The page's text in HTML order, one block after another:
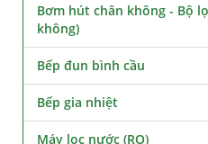
Bơm hút chân không - Bộ
không)
Bếp đun bình cầu
Bếp gia nhiệt
Máy lọc nước (RO)